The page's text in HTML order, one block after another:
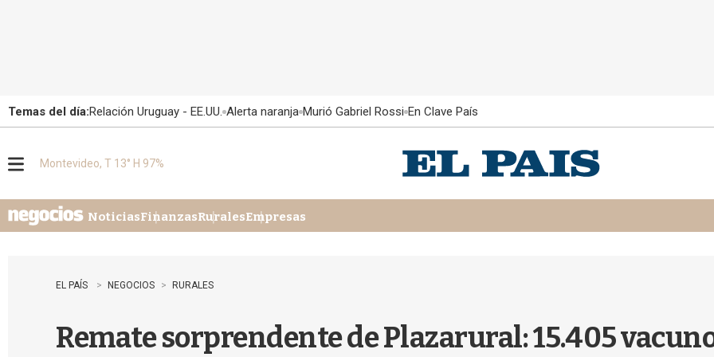
Temas del día:Relación Uruguay - EE.UU. Alerta naranja Murió Gabriel Rossi En Clave País
u
Montevideo, T 13° H 97%
NoticiasFinanzasRuralesEmpresas
EL PAÍS NEGOCIOS RURALES
Remate sorprendente de Plazarural: 15.405